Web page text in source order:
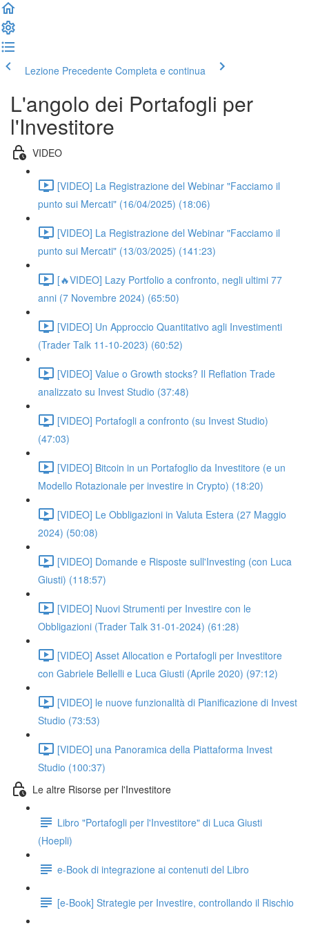
Lezione Precedente Completa e continua
L'angolo dei Portafogli per
l'Investitore
VIDEO
[VIDEO] La Registrazione del Webinar "Facciamo il
punto sui Mercati" (16/04/2025) (18:06)
[VIDEO] La Registrazione del Webinar "Facciamo il
punto sui Mercati" (13/03/2025) (141:23)
[🔥VIDEO] Lazy Portfolio a confronto, negli ultimi 77
anni (7 Novembre 2024) (65:50)
[VIDEO] Un Approccio Quantitativo agli Investimenti
(Trader Talk 11-10-2023) (60:52)
[VIDEO] Value o Growth stocks? Il Reflation Trade
analizzato su Invest Studio (37:48)
[VIDEO] Portafogli a confronto (su Invest Studio)
(47:03)
[VIDEO] Bitcoin in un Portafoglio da Investitore (e un
Modello Rotazionale per investire in Crypto) (18:20)
[VIDEO] Le Obbligazioni in Valuta Estera (27 Maggio
2024) (50:08)
[VIDEO] Domande e Risposte sull'Investing (con Luca
Giusti) (118:57)
[VIDEO] Nuovi Strumenti per Investire con le
Obbligazioni (Trader Talk 31-01-2024) (61:28)
[VIDEO] Asset Allocation e Portafogli per Investitore
con Gabriele Bellelli e Luca Giusti (Aprile 2020) (97:12)
[VIDEO] le nuove funzionalità di Pianificazione di Invest
Studio (73:53)
[VIDEO] una Panoramica della Piattaforma Invest
Studio (100:37)
Le altre Risorse per l'Investitore
Libro "Portafogli per l'Investitore" di Luca Giusti
(Hoepli)
e-Book di integrazione ai contenuti del Libro
[e-Book] Strategie per Investire, controllando il Rischio